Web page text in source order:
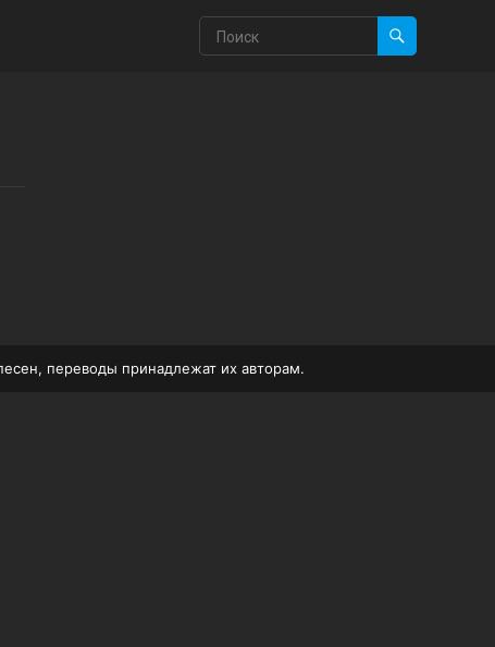
переводы принадлежат их авторам.